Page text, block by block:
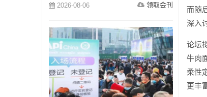
而随
深入
论坛
牛肉
柔性
更丰
2026-08-06 领取会刊